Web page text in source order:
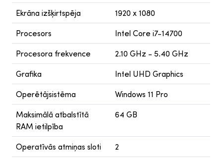
Ekrāna izšķirtspēja 1920 x 1080
Procesors Intel Core i7-14700
Procesora frekvence 2.10 GHz - 5.40 GHz
Grafika Intel UHD Graphics
Operētājsistēma Windows 11 Pro
Maksimālā atbalstītā
RAM ietilpība
64 GB
Operatīvās atmiņas sloti 2